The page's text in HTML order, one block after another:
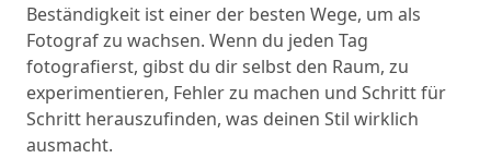
Beständigkeit ist einer der besten Wege, um als
Fotograf zu wachsen. Wenn du jeden Tag
fotografierst, gibst du dir selbst den Raum, zu
experimentieren, Fehler zu machen und Schritt für
Schritt herauszufinden, was deinen Stil wirklich
ausmacht.